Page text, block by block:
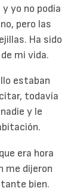
yo no podía
pero las
Ha sido
mi vida.
estaban
todavía
y le
era hora
me dijeron
bien.